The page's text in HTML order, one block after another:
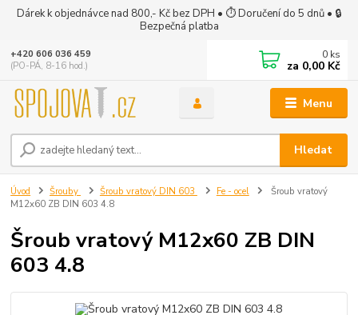
Dárek k objednávce nad 800,- Kč bez DPH • ⏱ Doručení do 5 dnů • 🔒
Bezpečná platba
Menu
Hledat
+420 606 036 459
(PO-PÁ, 8-16 hod.)
0 ks
za 0,00 Kč
Úvod Šrouby Šroub vratový DIN 603 Fe - ocel
Šroub vratový
M12x60 ZB DIN 603 4.8
Šroub vratový M12x60 ZB DIN
603 4.8